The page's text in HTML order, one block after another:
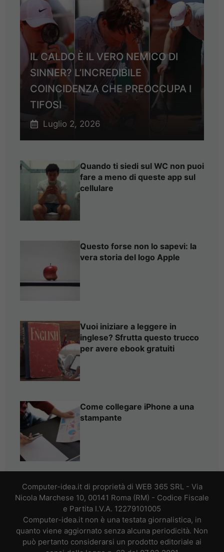
IL CALDO È IL VERO NEMICO DI
SINNER? L’INCREDIBILE
COINCIDENZA CHE PREOCCUPA I
TIFOSI
Luglio 2, 2026
Quando ti siedi sul WC non puoi
fare a meno di queste app sul
cellulare
Questo forse non lo sapevi: la
vera storia del logo Apple
Vuoi iniziare a leggere in
inglese? Sfrutta questo trucco
per avere ebook gratuiti
Come collegare iPhone a una
stampante
Computer-idea.it di proprietà di WEB 365 SRL - Via
Nicola Marchese 10, 00141 Roma (RM) - Codice Fiscale
e Partita I.V.A. 12279101005
Computer-idea.it non è una testata giornalistica, in
quanto viene aggiornato senza alcuna periodicità. Non
può pertanto considerarsi un prodotto editoriale ai